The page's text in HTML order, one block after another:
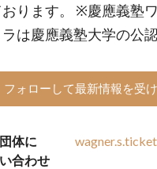
おります。 ※慶應義塾
ラは慶應義塾大学の公
フォローして最新情報を受
体に
合わせ